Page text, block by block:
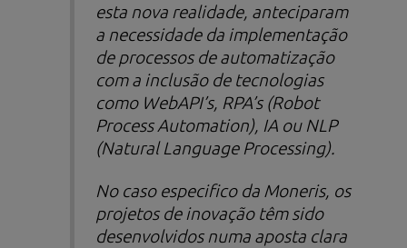
esta nova realidade, anteciparam
a necessidade da implementação
de processos de automatização
com a inclusão de tecnologias
como WebAPI’s, RPA’s (Robot
Process Automation), IA ou NLP
(Natural Language Processing).
No caso especifico da Moneris, os
projetos de inovação têm sido
desenvolvidos numa aposta clara